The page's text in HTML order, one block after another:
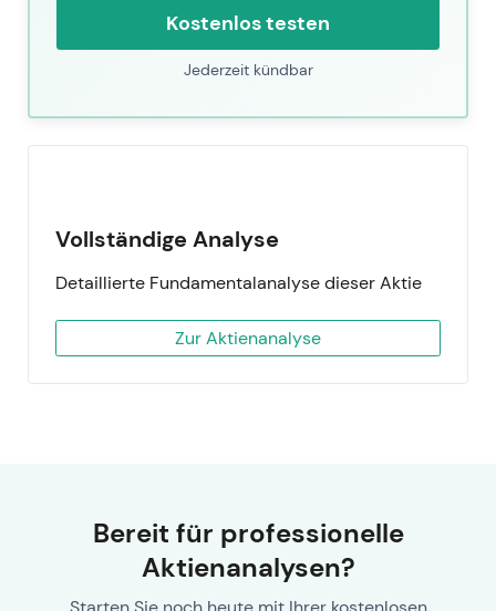
Kostenlos testen
Jederzeit kündbar
Vollständige Analyse
Detaillierte Fundamentalanalyse dieser Aktie
Zur Aktienanalyse
Bereit für professionelle
Aktienanalysen?